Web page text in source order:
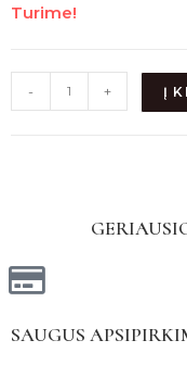
Turime!
- + Į
SAUGUS